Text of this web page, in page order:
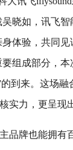
晓如，讯飞
体验，共同
组成部分，
到来。这场
实力，更呈现
品牌也能拥有